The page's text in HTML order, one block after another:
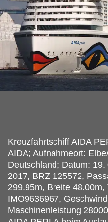
Kreuzfahrtschiff AIDA
AIDA; Aufnahmeort:
Deutschland; Datum: 19.
2017, BRZ 125572,
299.95m, Breite 48.00m,
IMO9636967,
Maschinenleistung